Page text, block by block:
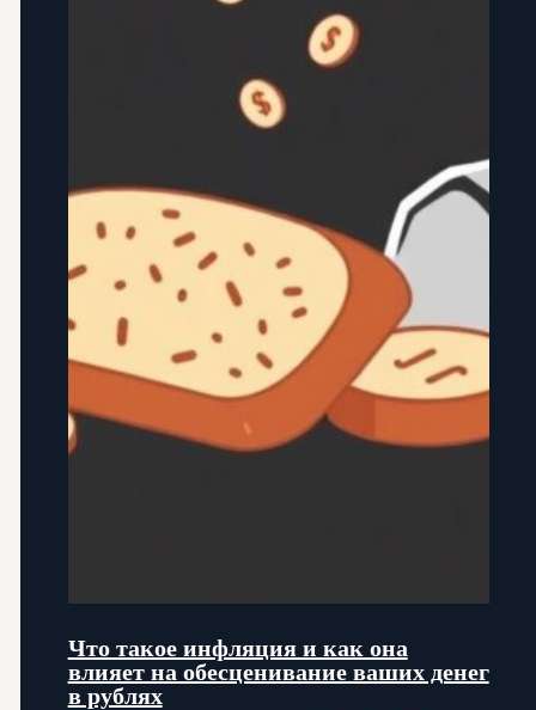
Что такое инфляция и как она
влияет на обесценивание ваших денег
в рублях